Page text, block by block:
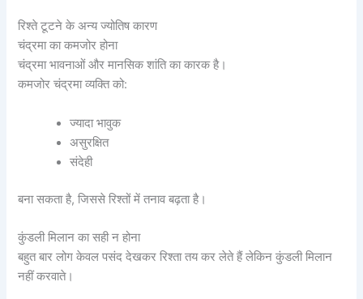
रिश्ते टूटने के अन्य ज्योतिष कारण
चंद्रमा का कमजोर होना
चंद्रमा भावनाओं और मानसिक शांति का कारक है।
कमजोर चंद्रमा व्यक्ति को:
ज्यादा भावुक
असुरक्षित
संदेही
बना सकता है, जिससे रिश्तों में तनाव बढ़ता है।
कुंडली मिलान का सही न होना
बहुत बार लोग केवल पसंद देखकर रिश्ता तय कर लेते हैं लेकिन कुंडली मिलान
नहीं करवाते।